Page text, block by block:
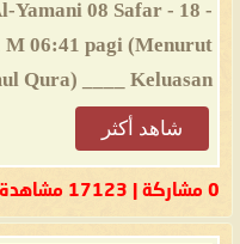
Al-Yamani 08 Safar
M 06:41 pagi (Menurut
Qura) ____ Keluasan...
شاهد أكثر
0 مشاركة | 17123 مشاهدة